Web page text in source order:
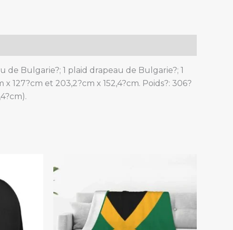
Bulgarie?; 1 plaid drapeau de Bulgarie?; 1
127?cm et 203,2?cm x 152,4?cm. Poids?: 306?